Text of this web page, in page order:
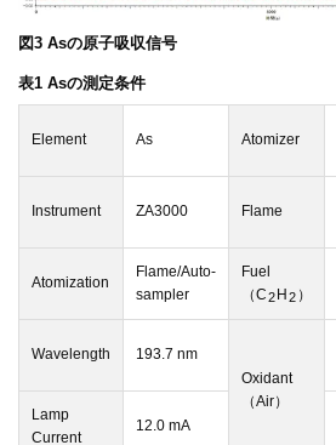
図3 Asの原子吸収信号
表1 Asの測定条件
Element As Atomizer
Instrument ZA3000 Flame
Atomization
Flame/Auto-
sampler
Fuel
（C2 H 2 ）
Wavelength
193.7 nm
Oxidant
（Air）
Lamp
Current
12.0 mA